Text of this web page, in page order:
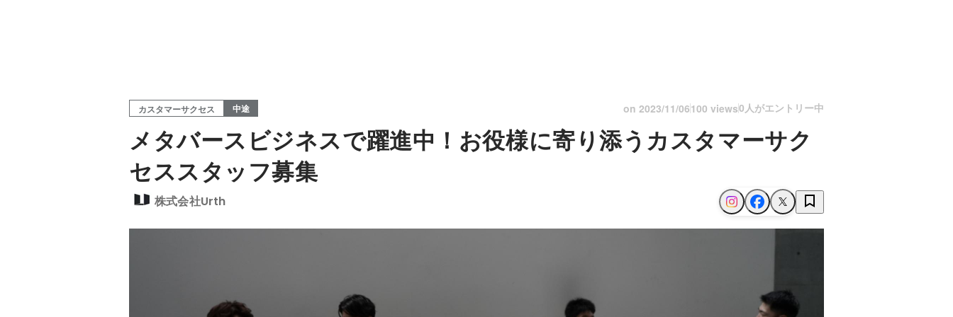
カスタマーサクセス 中途 on 2023/11/06100 views0人がエントリー中
メタバースビジネスで躍進中！お役様に寄り添うカスタマーサク
セススタッフ募集
株式会社Urth